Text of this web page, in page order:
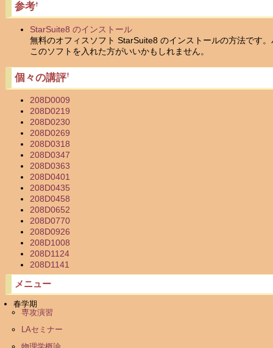
メニュー
春学期
専攻演習
LAセミナー
参考†
StarSuite8 のインストール
無料のオフィスソフト StarSuite8 のインストールの方法です
このソフトを入れた方がいいかもしれません。
個々の講評†
208D0009
208D0219
208D0230
208D0269
208D0318
208D0347
208D0363
208D0401
208D0435
208D0458
208D0652
208D0770
208D0926
208D1008
208D1124
208D1141